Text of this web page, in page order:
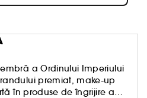
a Ordinului Imperiului
premiat, make-up
în produse de îngrijire a